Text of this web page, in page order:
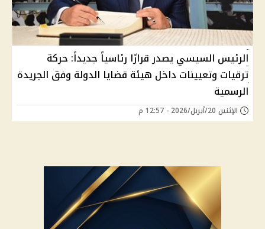
الرئيس السيسي يصدر قرارًا رئاسياً جديداً: حركة
ترقيات وتعيينات داخل هيئة قضايا الدولة وفق الجريدة
الرسمية
الإثنين 20/أبريل/2026 - 12:57 م